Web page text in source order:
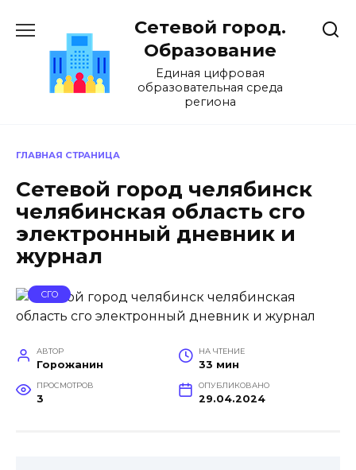
содержанию
Сетевой город.
Образование
Единая цифровая
образовательная среда
региона
ГЛАВНАЯ СТРАНИЦА
Сетевой город челябинск
челябинская область сго
электронный дневник и
журнал
СГО
АВТОР
Горожанин
НА ЧТЕНИЕ
33 мин
ПРОСМОТРОВ
3
ОПУБЛИКОВАНО
29.04.2024